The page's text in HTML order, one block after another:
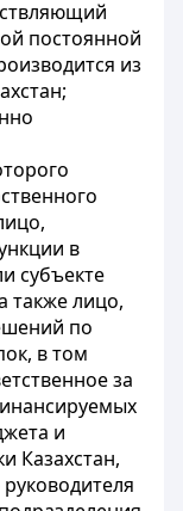
постоянной
из
в
субъекте
также лицо,
по
в том
за
и
Казахстан,